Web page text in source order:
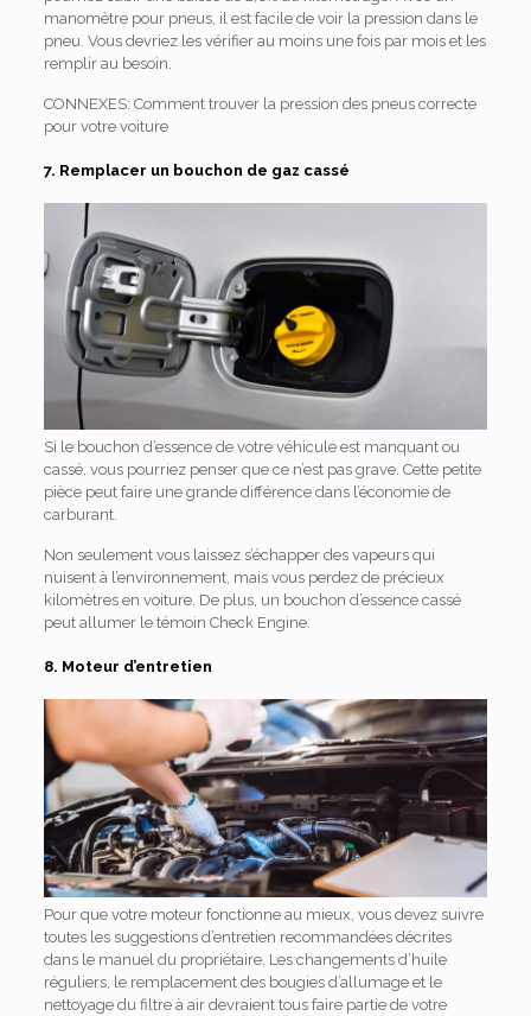
manomètre pour pneus, il est facile de voir la pression dans le
pneu. Vous devriez les vérifier au moins une fois par mois et les
remplir au besoin.
CONNEXES: Comment trouver la pression des pneus correcte
pour votre voiture
7. Remplacer un bouchon de gaz cassé
Si le bouchon d’essence de votre véhicule est manquant ou
cassé, vous pourriez penser que ce n’est pas grave. Cette petite
pièce peut faire une grande différence dans l’économie de
carburant.
Non seulement vous laissez s’échapper des vapeurs qui
nuisent à l’environnement, mais vous perdez de précieux
kilomètres en voiture. De plus, un bouchon d’essence cassé
peut allumer le témoin Check Engine.
8. Moteur d’entretien
Pour que votre moteur fonctionne au mieux, vous devez suivre
toutes les suggestions d’entretien recommandées décrites
dans le manuel du propriétaire. Les changements d’huile
réguliers, le remplacement des bougies d’allumage et le
nettoyage du filtre à air devraient tous faire partie de votre